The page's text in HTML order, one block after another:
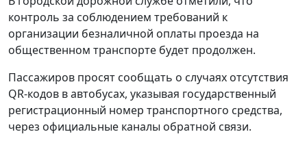
контроль за соблюдением требований к
организации безналичной оплаты проезда на
общественном транспорте будет продолжен.
Пассажиров просят сообщать о случаях отсутствия
QR-кодов в автобусах, указывая государственный
регистрационный номер транспортного средства,
через официальные каналы обратной связи.